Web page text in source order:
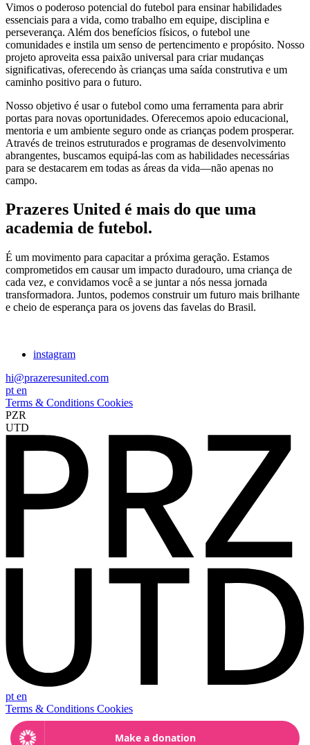
Vimos o poderoso potencial do futebol para ensinar habilidades
essenciais para a vida, como trabalho em equipe, disciplina e
perseverança. Além dos benefícios físicos, o futebol une
comunidades e instila um senso de pertencimento e propósito. Nosso
projeto aproveita essa paixão universal para criar mudanças
significativas, oferecendo às crianças uma saída construtiva e um
caminho positivo para o futuro.
Nosso objetivo é usar o futebol como uma ferramenta para abrir
portas para novas oportunidades. Oferecemos apoio educacional,
mentoria e um ambiente seguro onde as crianças podem prosperar.
Através de treinos estruturados e programas de desenvolvimento
abrangentes, buscamos equipá-las com as habilidades necessárias
para se destacarem em todas as áreas da vida—não apenas no
campo.
Prazeres United é mais do que uma
academia de futebol.
É um movimento para capacitar a próxima geração. Estamos
comprometidos em causar um impacto duradouro, uma criança de
cada vez, e convidamos você a se juntar a nós nessa jornada
transformadora. Juntos, podemos construir um futuro mais brilhante
e cheio de esperança para os jovens das favelas do Brasil.
instagram
hi@prazeresunited.com
pt en
Terms & Conditions Cookies
PZR
UTD
pt en
Terms & Conditions Cookies
English